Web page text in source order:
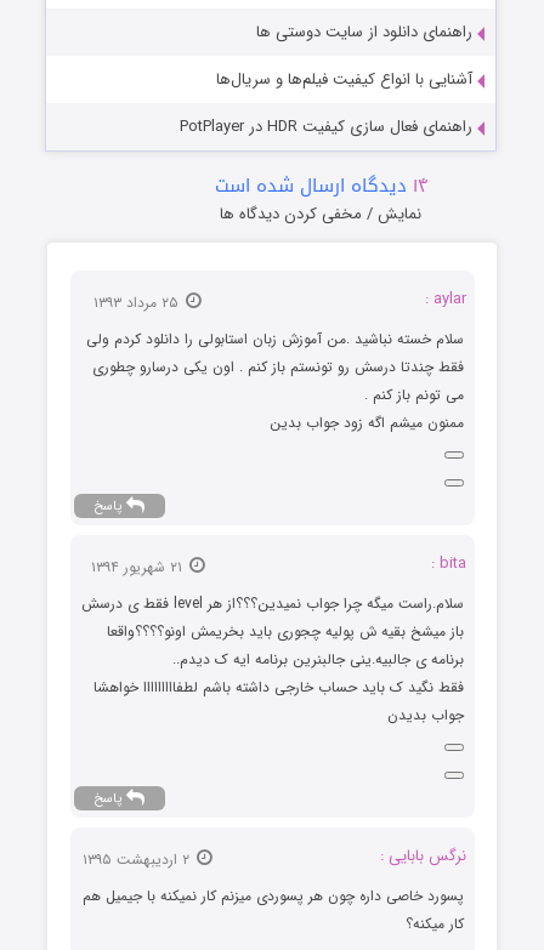
راهنمای دانلود از سایت دوستی ها
آشنایی با انواع کیفیت فیلم‌ها و سریال‌ها
راهنمای فعال سازی کیفیت HDR در PotPlayer
۱۴ دیدگاه ارسال شده است
نمایش / مخفی کردن دیدگاه ها
aylar :
سلام خسته نباشید .من آموزش زبان استابولی را دانلود کردم ولی
فقط چندتا درسش رو تونستم باز کنم . اون یکی درسارو چطوری
می تونم باز کنم .
ممنون میشم اگه زود جواب بدین
پاسخ
bita :
سلام.راست میگه چرا جواب نمیدین؟؟؟از هر level فقط ی درسش
باز میشخ بقیه ش پولیه چجوری باید بخریمش اونو؟؟؟؟واقعا
برنامه ی جالبیه.ینی جالبنرین برنامه ایه ک دیدم..
فقط نگید ک باید حساب خارجی داشته باشم لطفااااااااا خواهشا
جواب بدیدن
پاسخ
نرگس بابایی :
پسورد خاصی داره چون هر پسوردی میزنم کار نمیکنه با جیمیل هم
کار میکنه؟